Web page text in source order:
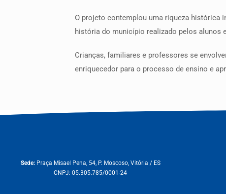
O projeto contemplou uma riqueza histórica
história do município realizado pelos alunos
Crianças, familiares e professores se
enriquecedor para o processo de ensino e
Sede: Praça Misael Pena, 54, P. Moscoso, Vitória / ES
CNPJ: 05.305.785/0001-24